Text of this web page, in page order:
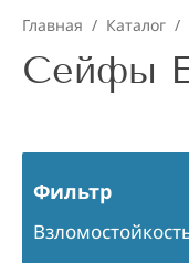
Главная / Каталог /
Сейфы
Фильтр